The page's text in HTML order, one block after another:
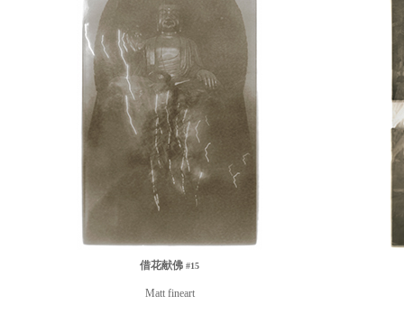
借花献佛#15
Matt fineart